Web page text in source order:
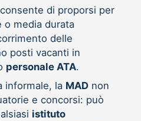
di proporsi per
o media durata
delle
posti vacanti in
personale ATA.
informale, la MADnon
e concorsi: può
istituto